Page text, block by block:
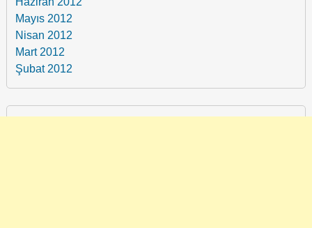
Mayıs 2012
Nisan 2012
Mart 2012
Şubat 2012